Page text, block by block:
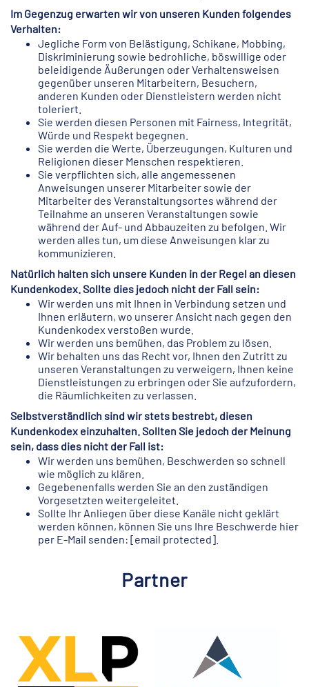
Im Gegenzug erwarten wir von unseren Kunden folgendes
Verhalten:
Jegliche Form von Belästigung, Schikane, Mobbing,
Diskriminierung sowie bedrohliche, böswillige oder
beleidigende Äußerungen oder Verhaltensweisen
gegenüber unseren Mitarbeitern, Besuchern,
anderen Kunden oder Dienstleistern werden nicht
toleriert.
Sie werden diesen Personen mit Fairness, Integrität,
Würde und Respekt begegnen.
Sie werden die Werte, Überzeugungen, Kulturen und
Religionen dieser Menschen respektieren.
Sie verpflichten sich, alle angemessenen
Anweisungen unserer Mitarbeiter sowie der
Mitarbeiter des Veranstaltungsortes während der
Teilnahme an unseren Veranstaltungen sowie
während der Auf- und Abbauzeiten zu befolgen. Wir
werden alles tun, um diese Anweisungen klar zu
kommunizieren.
Natürlich halten sich unsere Kunden in der Regel an diesen
Kundenkodex. Sollte dies jedoch nicht der Fall sein:
Wir werden uns mit Ihnen in Verbindung setzen und
Ihnen erläutern, wo unserer Ansicht nach gegen den
Kundenkodex verstoßen wurde.
Wir werden uns bemühen, das Problem zu lösen.
Wir behalten uns das Recht vor, Ihnen den Zutritt zu
unseren Veranstaltungen zu verweigern, Ihnen keine
Dienstleistungen zu erbringen oder Sie aufzufordern,
die Räumlichkeiten zu verlassen.
Selbstverständlich sind wir stets bestrebt, diesen
Kundenkodex einzuhalten. Sollten Sie jedoch der Meinung
sein, dass dies nicht der Fall ist:
Wir werden uns bemühen, Beschwerden so schnell
wie möglich zu klären.
Gegebenenfalls werden Sie an den zuständigen
Vorgesetzten weitergeleitet.
Sollte Ihr Anliegen über diese Kanäle nicht geklärt
werden können, können Sie uns Ihre Beschwerde hier
per E-Mail senden: [email protected]
Partner